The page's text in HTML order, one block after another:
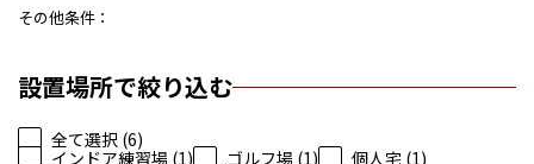
その他条件
設置場所で絞り込む
全て選択 (6)
インドア練習場 (1)
ゴルフ場 (1)
個人宅 (1)